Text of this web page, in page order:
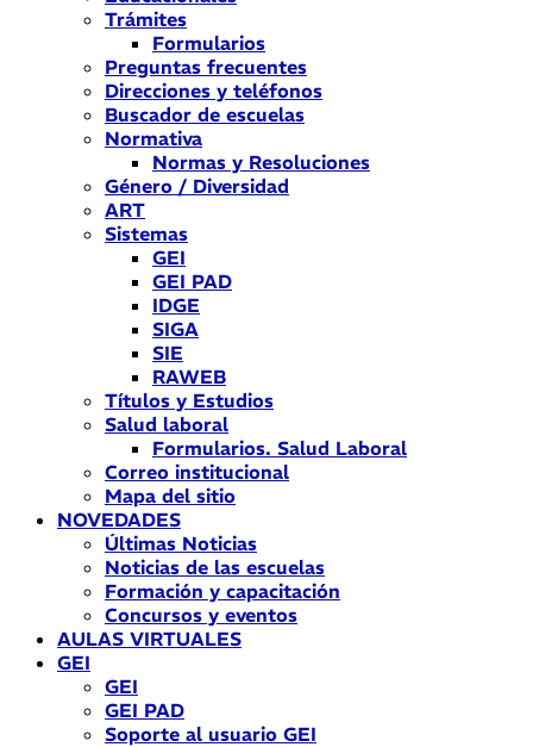
Trámites
Formularios
Preguntas frecuentes
Direcciones y teléfonos
Buscador de escuelas
Normativa
Normas y Resoluciones
Género / Diversidad
ART
Sistemas
GEI
GEI PAD
IDGE
SIGA
SIE
RAWEB
Títulos y Estudios
Salud laboral
Formularios. Salud Laboral
Correo institucional
Mapa del sitio
NOVEDADES
Últimas Noticias
Noticias de las escuelas
Formación y capacitación
Concursos y eventos
AULAS VIRTUALES
GEI
GEI
GEI PAD
Soporte al usuario GEI